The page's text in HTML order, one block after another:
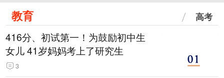
教育 高考
416分、初试第一！为鼓励初中生
女儿 41岁妈妈考上了研究生
3